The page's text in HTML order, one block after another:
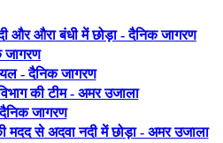
और औरा बंधी में छोड़ा - दैनिक जागरण
जागरण
- दैनिक जागरण
की टीम - अमर उजाला
जागरण
मदद से अदवा नदी में छोड़ा - अमर उजाला